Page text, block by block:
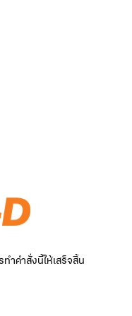
ำคำสั่งนี้ให้เสร็จสิ้น